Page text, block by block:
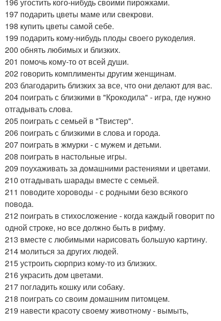
196 угостить кого-нибудь своими пирожками.
197 подарить цветы маме или свекрови.
198 купить цветы самой себе.
199 подарить кому-нибудь плоды своего рукоделия.
200 обнять любимых и близких.
201 помочь кому-то от всей души.
202 говорить комплименты другим женщинам.
203 благодарить близких за все, что они делают для вас.
204 поиграть с близкими в "Крокодила" - игра, где нужно
отгадывать слова.
205 поиграть с семьей в "Твистер".
206 поиграть с близкими в слова и города.
207 поиграть в жмурки - с мужем и детьми.
208 поиграть в настольные игры.
209 поухаживать за домашними растениями и цветами.
210 отгадывать шарады вместе с семьей.
211 поводите хороводы - с родными безо всякого
повода.
212 поиграть в стихосложение - когда каждый говорит по
одной строке, но все должно быть в рифму.
213 вместе с любимыми нарисовать большую картину.
214 молиться за других людей.
215 устроить сюрприз кому-то из близких.
216 украсить дом цветами.
217 погладить кошку или собаку.
218 поиграть со своим домашним питомцем.
219 навести красоту своему животному - вымыть,